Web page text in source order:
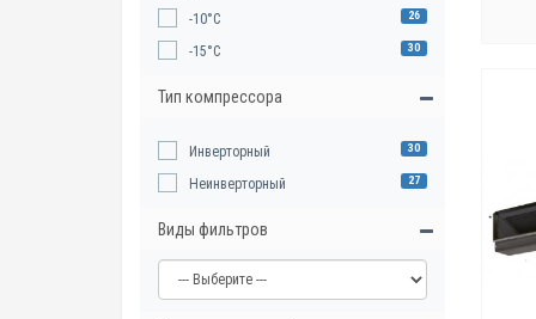
-10°С 26
-15°С 30
Тип компрессора
Инверторный 30
Неинверторный 27
Виды фильтров